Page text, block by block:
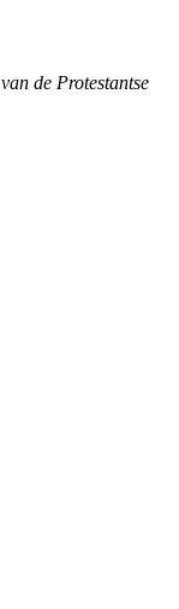
van de Protestantse